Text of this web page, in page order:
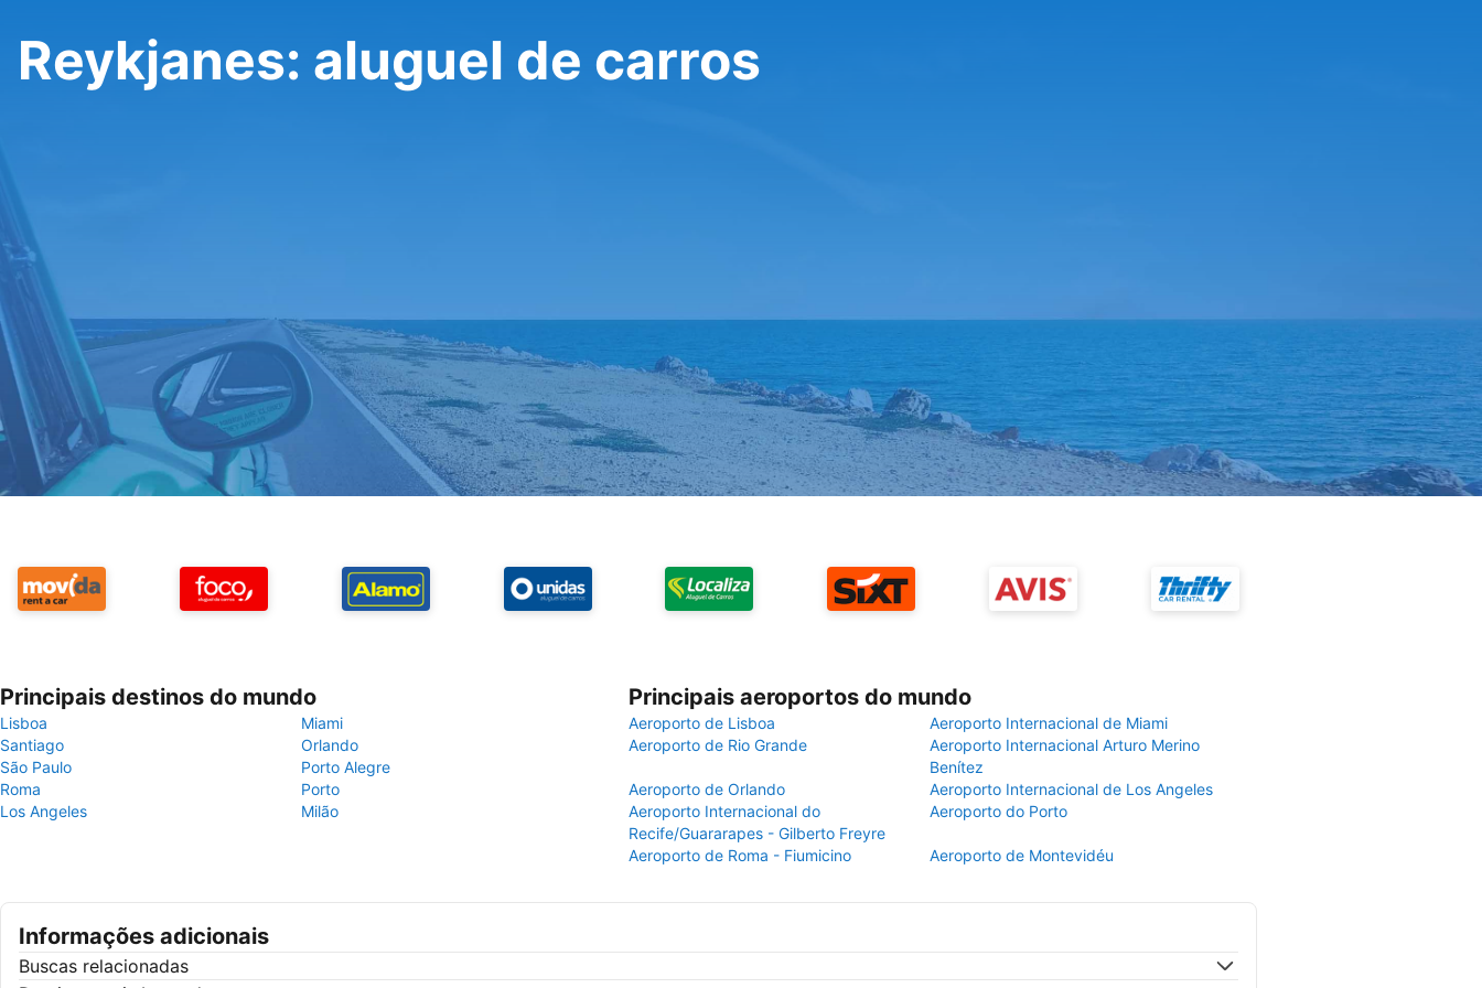
Reykjanes: aluguel de carros
Principais destinos do mundo
Lisboa
Miami
Santiago
Orlando
São Paulo
Porto Alegre
Roma
Porto
Los Angeles
Milão
Principais aeroportos do mundo
Aeroporto de Lisboa
Aeroporto Internacional de Miami
Aeroporto de Rio Grande
Aeroporto Internacional Arturo Merino
Benítez
Aeroporto de Orlando
Aeroporto Internacional de Los Angeles
Aeroporto Internacional do
Recife/Guararapes - Gilberto Freyre
Aeroporto do Porto
Aeroporto de Roma - Fiumicino Aeroporto de Montevidéu
Informações adicionais
Buscas relacionadas